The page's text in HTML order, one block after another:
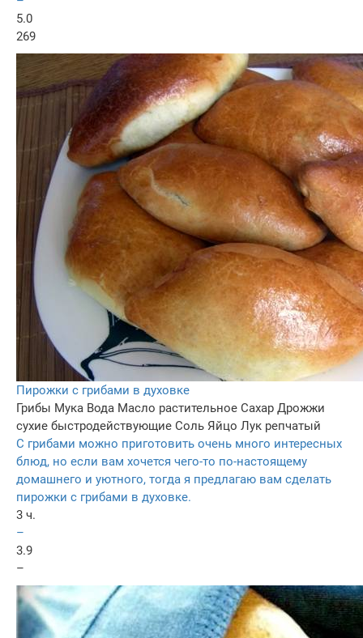
5.0
269
Пирожки с грибами в духовке
Грибы Мука Вода Масло растительное Сахар Дрожжи
сухие быстродействующие Соль Яйцо Лук репчатый
С грибами можно приготовить очень много интересных
блюд, но если вам хочется чего-то по-настоящему
домашнего и уютного, тогда я предлагаю вам сделать
пирожки с грибами в духовке.
3 ч.
–
3.9
–